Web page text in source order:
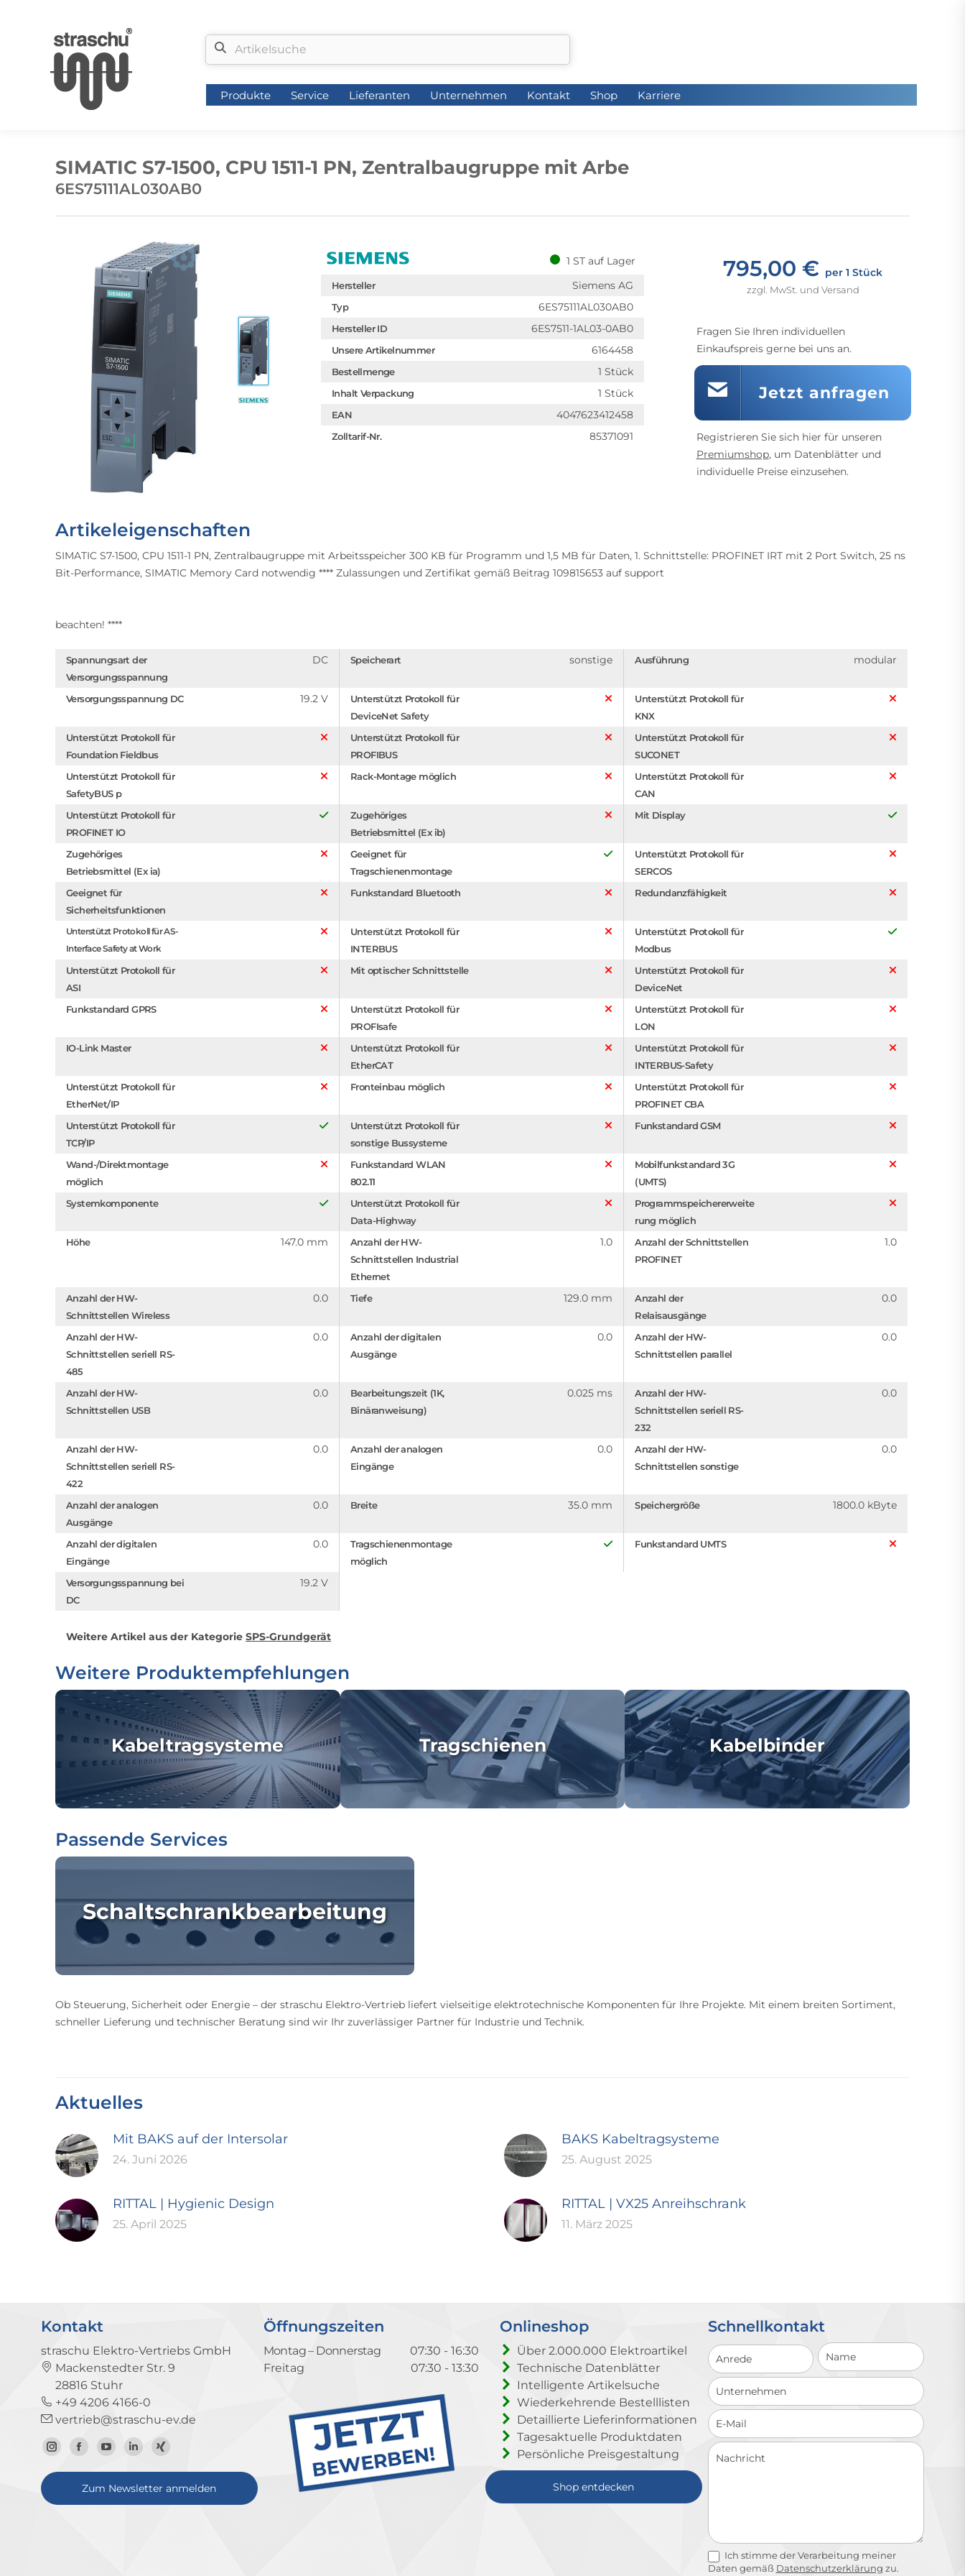
Produkte Service Lieferanten Unternehmen Kontakt Shop Karriere
SIMATIC S7-1500, CPU 1511-1 PN, Zentralbaugruppe mit Arbe
6ES75111AL030AB0
1 ST auf Lager
Hersteller Siemens AG
Typ 6ES75111AL030AB0
Hersteller ID 6ES7511-1AL03-0AB0
Unsere Artikelnummer 6164458
Bestellmenge 1 Stück
Inhalt Verpackung 1 Stück
EAN 4047623412458
Zolltarif-Nr. 85371091
795,00 € per 1 Stück
zzgl. MwSt. und Versand
Fragen Sie Ihren individuellen
Einkaufspreis gerne bei uns an.
Jetzt anfragen
Registrieren Sie sich hier für unseren
Premiumshop, um Datenblätter und
individuelle Preise einzusehen.
Artikeleigenschaften
SIMATIC S7-1500, CPU 1511-1 PN, Zentralbaugruppe mit Arbeitsspeicher 300 KB für Programm und 1,5 MB für Daten, 1. Schnittstelle: PROFINET IRT mit 2 Port Switch, 25 ns
Bit-Performance, SIMATIC Memory Card notwendig **** Zulassungen und Zertifikat gemäß Beitrag 109815653 auf support
beachten! ****
Spannungsart der
Versorgungsspannung
DC Speicherart sonstige Ausführung modular
Versorgungsspannung DC 19.2 V
Unterstützt Protokoll für
DeviceNet Safety
Unterstützt Protokoll für
KNX
Unterstützt Protokoll für
Foundation Fieldbus
Unterstützt Protokoll für
PROFIBUS
Unterstützt Protokoll für
SUCONET
Unterstützt Protokoll für
SafetyBUS p
Rack-Montage möglich
Unterstützt Protokoll für
CAN
Unterstützt Protokoll für
PROFINET IO
Zugehöriges
Betriebsmittel (Ex ib)
Mit Display
Zugehöriges
Betriebsmittel (Ex ia)
Geeignet für
Tragschienenmontage
Unterstützt Protokoll für
SERCOS
Geeignet für
Sicherheitsfunktionen
Funkstandard Bluetooth Redundanzfähigkeit
Unterstützt Protokoll für AS-
Interface Safety at Work
Unterstützt Protokoll für
INTERBUS
Unterstützt Protokoll für
Modbus
Unterstützt Protokoll für
ASI
Mit optischer Schnittstelle
Unterstützt Protokoll für
DeviceNet
Funkstandard GPRS
Unterstützt Protokoll für
PROFIsafe
Unterstützt Protokoll für
LON
IO-Link Master
Unterstützt Protokoll für
EtherCAT
Unterstützt Protokoll für
INTERBUS-Safety
Unterstützt Protokoll für
EtherNet/IP
Fronteinbau möglich
Unterstützt Protokoll für
PROFINET CBA
Unterstützt Protokoll für
TCP/IP
Unterstützt Protokoll für
sonstige Bussysteme
Funkstandard GSM
Wand-/Direktmontage
möglich
Funkstandard WLAN
802.11
Mobilfunkstandard 3G
(UMTS)
Systemkomponente
Unterstützt Protokoll für
Data-Highway
Programmspeichererweite
rung möglich
Höhe
147.0 mm
Anzahl der HW-
Schnittstellen Industrial
Ethernet
1.0
Anzahl der Schnittstellen
PROFINET
1.0
Anzahl der HW-
Schnittstellen Wireless
0.0 Tiefe 129.0 mm
Anzahl der
Relaisausgänge
0.0
Anzahl der HW-
Schnittstellen seriell RS-
485
0.0
Anzahl der digitalen
Ausgänge
0.0
Anzahl der HW-
Schnittstellen parallel
0.0
Anzahl der HW-
Schnittstellen USB
0.0
Bearbeitungszeit (1K,
Binäranweisung)
0.025 ms
Anzahl der HW-
Schnittstellen seriell RS-
232
0.0
Anzahl der HW-
Schnittstellen seriell RS-
422
0.0
Anzahl der analogen
Eingänge
0.0
Anzahl der HW-
Schnittstellen sonstige
0.0
Anzahl der analogen
Ausgänge
0.0 Breite 35.0 mm Speichergröße 1800.0 kByte
Anzahl der digitalen
Eingänge
0.0
Tragschienenmontage
möglich
Funkstandard UMTS
Versorgungsspannung bei
DC
19.2 V
Weitere Artikel aus der Kategorie SPS-Grundgerät
Weitere Produktempfehlungen
Kabeltragsysteme Tragschienen Kabelbinder
Passende Services
Schaltschrankbearbeitung
Ob Steuerung, Sicherheit oder Energie – der straschu Elektro-Vertrieb liefert vielseitige elektrotechnische Komponenten für Ihre Projekte. Mit einem breiten Sortiment,
schneller Lieferung und technischer Beratung sind wir Ihr zuverlässiger Partner für Industrie und Technik.
Aktuelles
Mit BAKS auf der Intersolar
24. Juni 2026
BAKS Kabeltragsysteme
25. August 2025
RITTAL | Hygienic Design
25. April 2025
RITTAL | VX25 Anreihschrank
11. März 2025
Kontakt
straschu Elektro-Vertriebs GmbH
Mackenstedter Str. 9
28816 Stuhr
+49 4206 4166-0
vertrieb@straschu-ev.de
Zum
Instagram-
Zur
Facebook-
Seite
Zum
YouTube-
Kanal
Zum
LinkedIn-
Profil
Zum
Xing-
Profil
Zum Newsletter anmelden
Öffnungszeiten
Montag – Donnerstag
07:30 - 16:30
Freitag
07:30 - 13:30
Onlineshop
Über 2.000.000 Elektroartikel
Technische Datenblätter
Intelligente Artikelsuche
Wiederkehrende Bestelllisten
Detaillierte Lieferinformationen
Tagesaktuelle Produktdaten
Persönliche Preisgestaltung
Shop entdecken
Schnellkontakt
Schnellkontakt
Ich stimme der Verarbeitung meiner
Daten gemäß Datenschutzerklärung zu.
Produkte Service Lieferanten Unternehmen Kontakt